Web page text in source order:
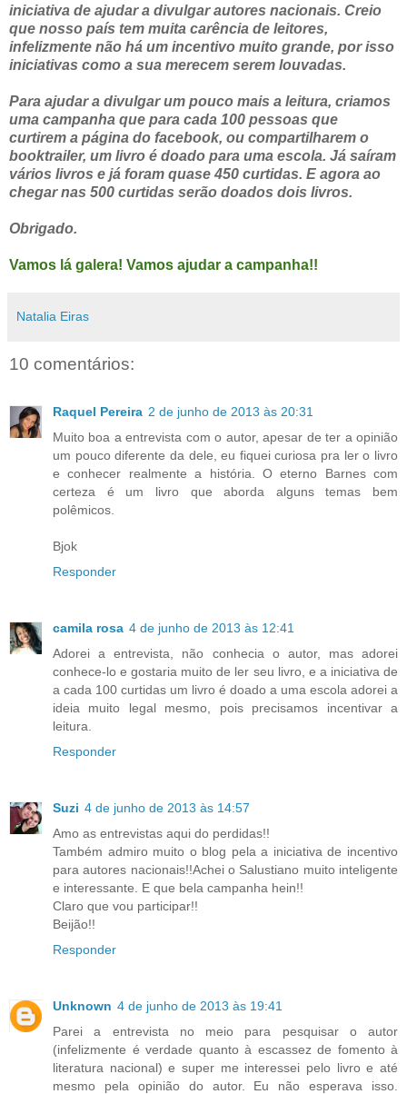
iniciativa de ajudar a divulgar autores nacionais. Creio
que nosso país tem muita carência de leitores,
infelizmente não há um incentivo muito grande, por isso
iniciativas como a sua merecem serem louvadas.
Para ajudar a divulgar um pouco mais a leitura, criamos
uma campanha que para cada 100 pessoas que
curtirem a página do facebook, ou compartilharem o
booktrailer, um livro é doado para uma escola. Já saíram
vários livros e já foram quase 450 curtidas. E agora ao
chegar nas 500 curtidas serão doados dois livros.
Obrigado.
Vamos lá galera! Vamos ajudar a campanha!!
Natalia Eiras
10 comentários:
Raquel Pereira 2 de junho de 2013 às 20:31
Muito boa a entrevista com o autor, apesar de ter a opinião
um pouco diferente da dele, eu fiquei curiosa pra ler o livro
e conhecer realmente a história. O eterno Barnes com
certeza é um livro que aborda alguns temas bem
polêmicos.
Bjok
Responder
camila rosa 4 de junho de 2013 às 12:41
Adorei a entrevista, não conhecia o autor, mas adorei
conhece-lo e gostaria muito de ler seu livro, e a iniciativa de
a cada 100 curtidas um livro é doado a uma escola adorei a
ideia muito legal mesmo, pois precisamos incentivar a
leitura.
Responder
Suzi 4 de junho de 2013 às 14:57
Amo as entrevistas aqui do perdidas!!
Também admiro muito o blog pela a iniciativa de incentivo
para autores nacionais!!Achei o Salustiano muito inteligente
e interessante. E que bela campanha hein!!
Claro que vou participar!!
Beijão!!
Responder
Unknown 4 de junho de 2013 às 19:41
Parei a entrevista no meio para pesquisar o autor
(infelizmente é verdade quanto à escassez de fomento à
literatura nacional) e super me interessei pelo livro e até
mesmo pela opinião do autor. Eu não esperava isso.